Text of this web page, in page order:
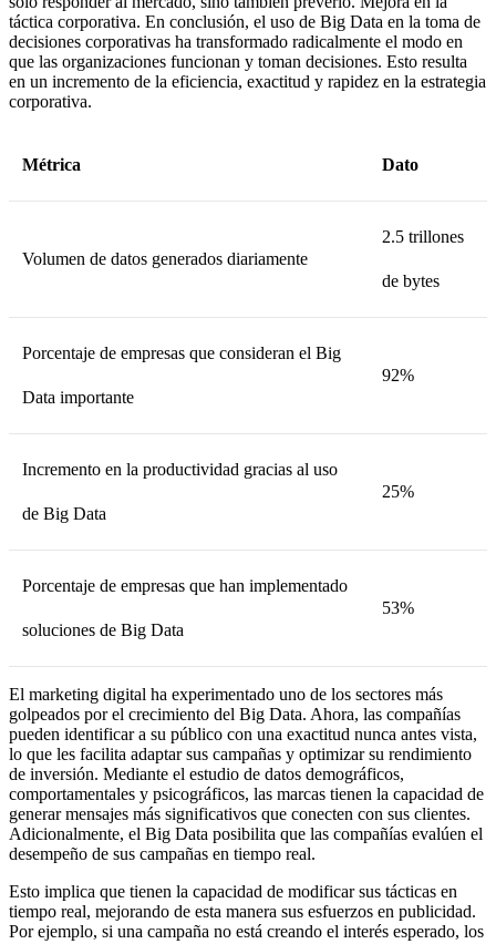
táctica corporativa. En conclusión, el uso de Big Data en la toma de
decisiones corporativas ha transformado radicalmente el modo en
que las organizaciones funcionan y toman decisiones. Esto resulta
en un incremento de la eficiencia, exactitud y rapidez en la estrategia
corporativa.
Métrica Dato
Volumen de datos generados diariamente
2.5 trillones
de bytes
Porcentaje de empresas que consideran el Big
Data importante
92%
Incremento en la productividad gracias al uso
de Big Data
25%
Porcentaje de empresas que han implementado
soluciones de Big Data
53%
El marketing digital ha experimentado uno de los sectores más
golpeados por el crecimiento del Big Data. Ahora, las compañías
pueden identificar a su público con una exactitud nunca antes vista,
lo que les facilita adaptar sus campañas y optimizar su rendimiento
de inversión. Mediante el estudio de datos demográficos,
comportamentales y psicográficos, las marcas tienen la capacidad de
generar mensajes más significativos que conecten con sus clientes.
Adicionalmente, el Big Data posibilita que las compañías evalúen el
desempeño de sus campañas en tiempo real.
Esto implica que tienen la capacidad de modificar sus tácticas en
tiempo real, mejorando de esta manera sus esfuerzos en publicidad.
Por ejemplo, si una campaña no está creando el interés esperado, los